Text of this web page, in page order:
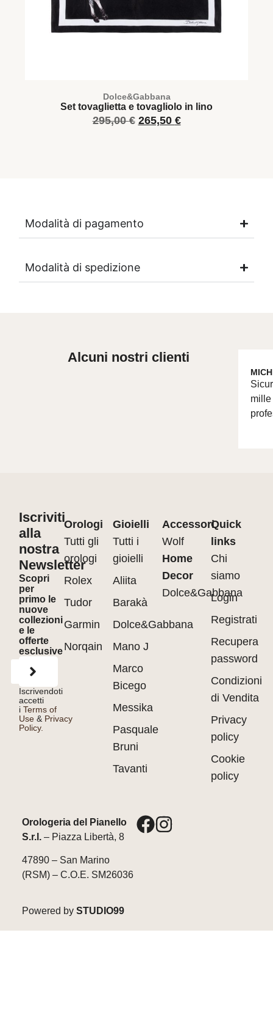
Dolce&Gabbana
Set tovaglietta e tovagliolo in lino
295,00€ 265,50 €
Modalità di pagamento
Modalità di spedizione
Alcuni nostri clienti
mille
Iscriviti
alla
nostra
Newsletter
Scopri
per
primo le
nuove
collezioni
e le
offerte
esclusive
Iscrivendoti
accetti
iTerms of
Use & Privacy
Policy.
Orologi
Tutti gli
orologi
Rolex
Tudor
Garmin
Norqain
Gioielli
Tutti i
gioielli
Aliita
Barakà
Dolce&Gabbana
Mano J
Marco
Bicego
Messika
Pasquale
Bruni
Tavanti
Accessori
Wolf
Home
Decor
Dolce&Gabbana
Quick
links
Chi
siamo
Login
Registrati
Recupera
password
Condizioni
di Vendita
Privacy
policy
Cookie
policy
Orologeria del Pianello
S.r.l.– Piazza Libertà, 8
47890 – San Marino
(RSM) – C.O.E. SM26036
Powered by STUDIO99